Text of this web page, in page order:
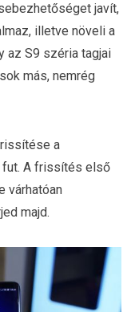
javít,
illetve növeli a
az S9 széria tagjai
más, nemrég
a
fut. A frissítés első
várhatóan
majd.